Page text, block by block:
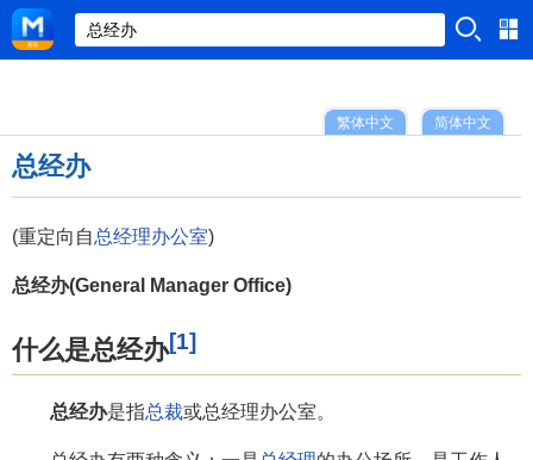
简体中文
繁体中文
总经办
(重定向自总经理办公室)
总经办(General Manager Office)
什么是总经办[1]
总经办是指总裁或总经理办公室。